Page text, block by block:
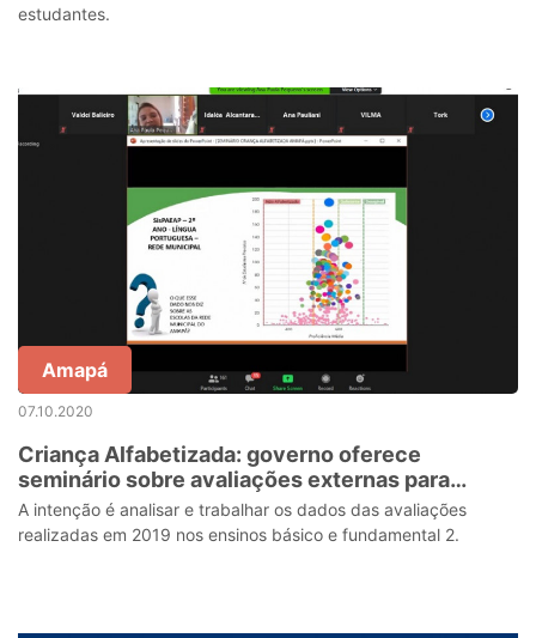
estudantes.
Amapá
07.10.2020
Criança Alfabetizada: governo oferece
seminário sobre avaliações externas para
educadores
A intenção é analisar e trabalhar os dados das avaliações
realizadas em 2019 nos ensinos básico e fundamental 2.